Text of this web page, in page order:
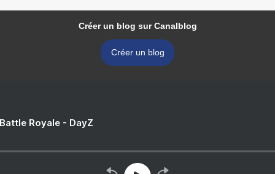
Créer un blog sur Canalblog
Créer un blog
Royale - DayZ